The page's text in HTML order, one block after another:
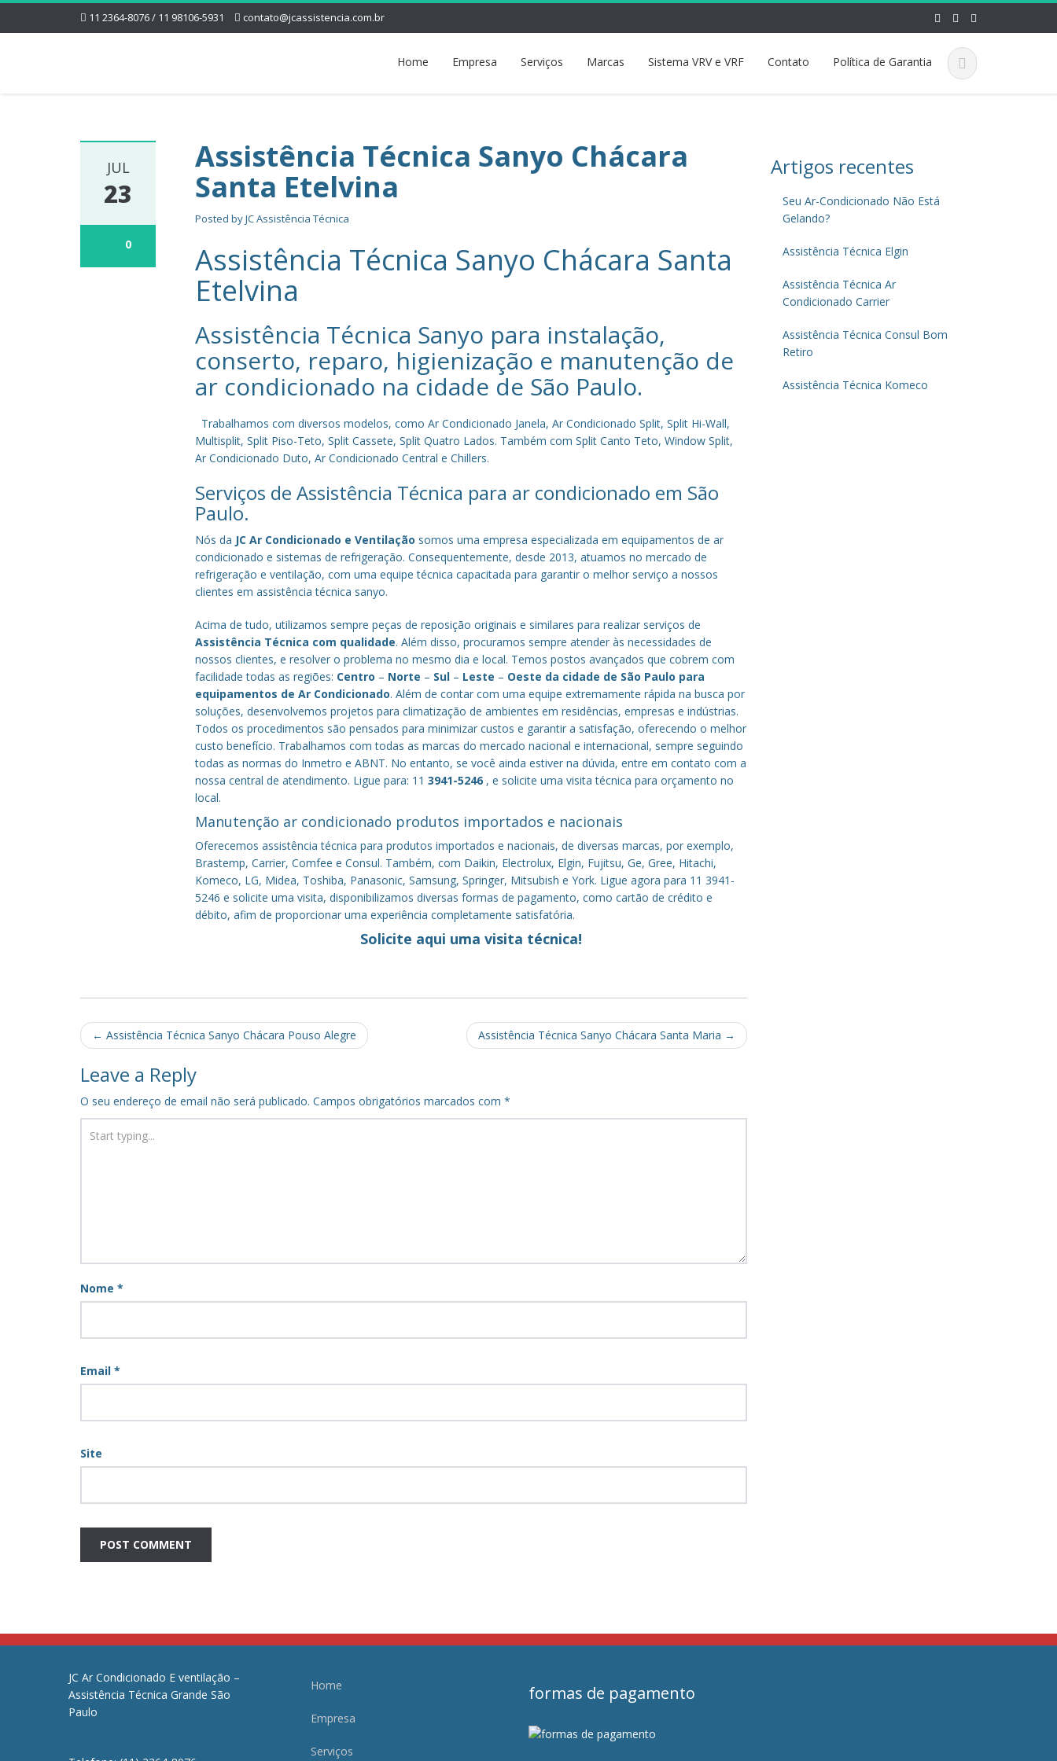
11 2364-8076 / 11 98106-5931 contato@jcassistencia.com.br
Home Empresa Serviços Marcas Sistema VRV e VRF Contato Política de Garantia
JUL
23
0
Assistência Técnica Sanyo Chácara
Santa Etelvina
Posted byJC Assistência Técnica
Assistência Técnica Sanyo Chácara Santa
Etelvina
Assistência Técnica Sanyo‎ para instalação,
conserto, reparo, higienização e manutenção de
ar condicionado na cidade de São Paulo.
Trabalhamos com diversos modelos, como Ar Condicionado Janela, Ar Condicionado Split, Split Hi-Wall,
Multisplit, Split Piso-Teto, Split Cassete, Split Quatro Lados. Também com Split Canto Teto, Window Split,
Ar Condicionado Duto, Ar Condicionado Central e Chillers.
Serviços de Assistência Técnica para ar condicionado em São
Paulo.
Nós da JC Ar Condicionado e Ventilação somos uma empresa especializada em equipamentos de ar
condicionado e sistemas de refrigeração. Consequentemente, desde 2013, atuamos no mercado de
refrigeração e ventilação, com uma equipe técnica capacitada para garantir o melhor serviço a nossos
clientes em assistência técnica sanyo.
Acima de tudo, utilizamos sempre peças de reposição originais e similares para realizar serviços de
Assistência Técnica com qualidade. Além disso, procuramos sempre atender às necessidades de
nossos clientes, e resolver o problema no mesmo dia e local. Temos postos avançados que cobrem com
facilidade todas as regiões: Centro – Norte – Sul – Leste – Oeste da cidade de São Paulo para
equipamentos de Ar Condicionado. Além de contar com uma equipe extremamente rápida na busca por
soluções, desenvolvemos projetos para climatização de ambientes em residências, empresas e indústrias.
Todos os procedimentos são pensados para minimizar custos e garantir a satisfação, oferecendo o melhor
custo benefício. Trabalhamos com todas as marcas do mercado nacional e internacional, sempre seguindo
todas as normas do Inmetro e ABNT. No entanto, se você ainda estiver na dúvida, entre em contato com a
nossa central de atendimento. Ligue para: 113941-5246 , e solicite uma visita técnica para orçamento no
local.
Manutenção ar condicionado produtos importados e nacionais
Oferecemos assistência técnica para produtos importados e nacionais, de diversas marcas, por exemplo,
Brastemp, Carrier, Comfee e Consul. Também, com Daikin, Electrolux, Elgin, Fujitsu, Ge, Gree, Hitachi,
Komeco, LG, Midea, Toshiba, Panasonic, Samsung, Springer, Mitsubish e York. Ligue agora para 11 3941-
5246 e solicite uma visita, disponibilizamos diversas formas de pagamento, como cartão de crédito e
débito, afim de proporcionar uma experiência completamente satisfatória.
Solicite aqui uma visita técnica!
Post
navigation
← Assistência Técnica Sanyo Chácara Pouso Alegre Assistência Técnica Sanyo Chácara Santa Maria →
Leave a Reply
O seu endereço de email não será publicado. Campos obrigatórios marcados com *
Nome *
Email *
Site
Artigos recentes
Seu Ar-Condicionado Não Está
Gelando?
Assistência Técnica Elgin
Assistência Técnica Ar
Condicionado Carrier
Assistência Técnica Consul Bom
Retiro
Assistência Técnica Komeco
JC Ar Condicionado E ventilação –
Assistência Técnica Grande São
Paulo
Home
Empresa
Serviços
formas de pagamento